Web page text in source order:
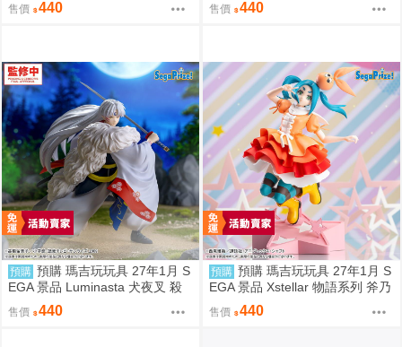
售價 440 售價 440
預購 預購 瑪吉玩玩具 27年1月 S
EGA 景品 Luminasta 犬夜叉 殺
售價 440
預購 預購 瑪吉玩玩具 27年1月 S
EGA 景品 Xstellar 物語系列 斧乃
木余接
售價 440